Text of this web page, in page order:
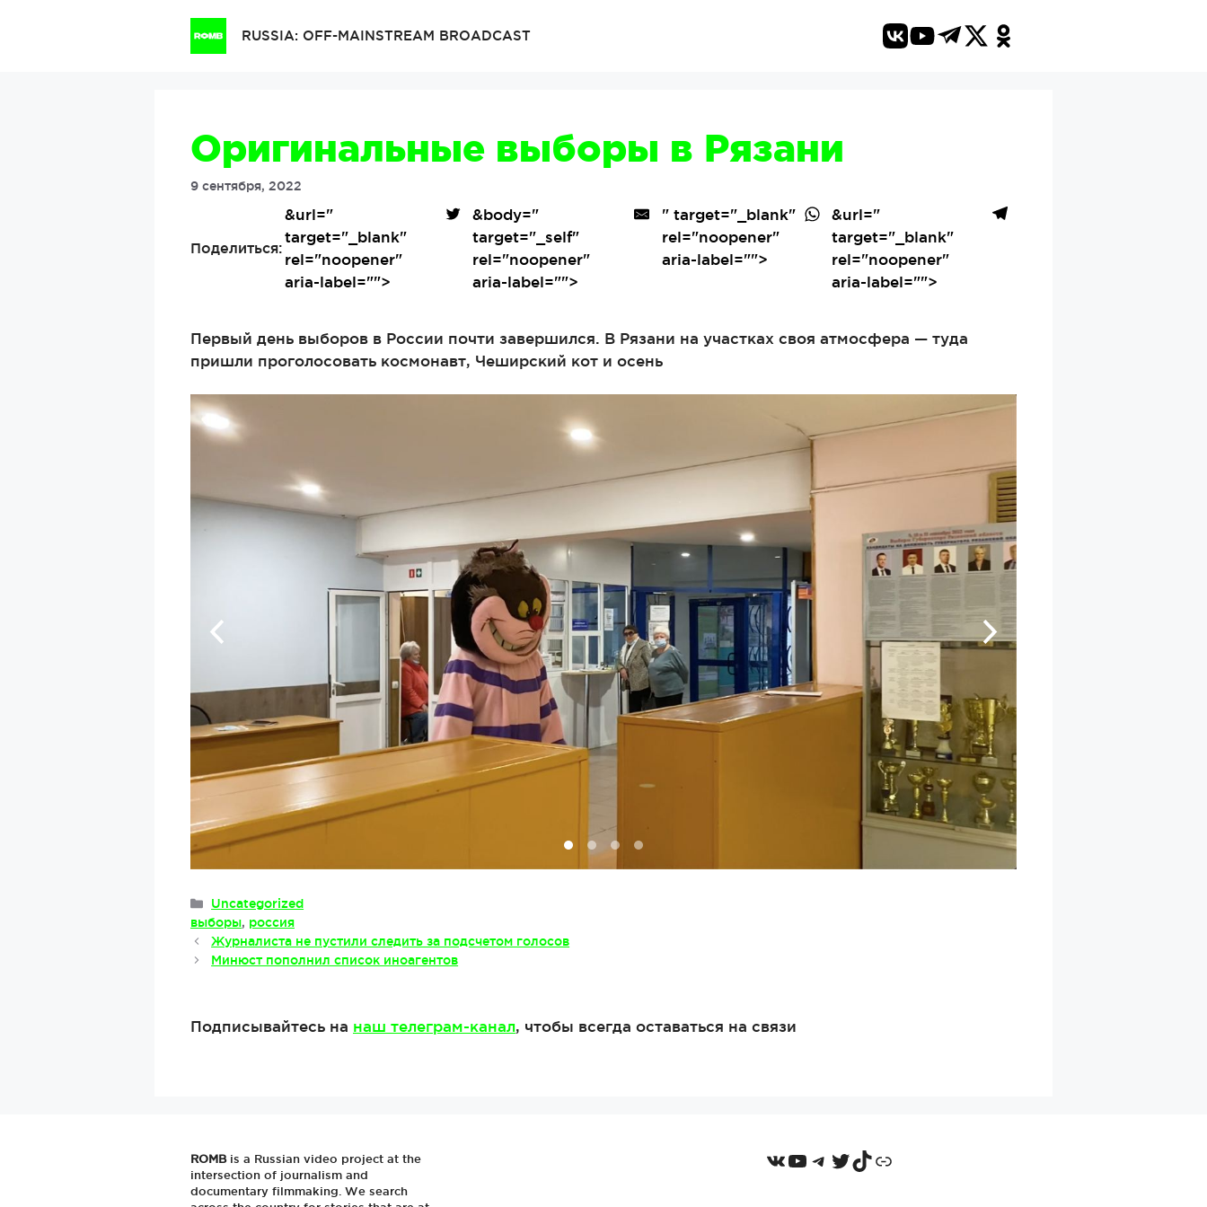
RUSSIA: OFF-MAINSTREAM BROADCAST
Оригинальные выборы в Рязани
9 сентября, 2022
Поделиться:
&url="
target="_blank"
rel="noopener"
aria-label="">
&body="
target="_self"
rel="noopener"
aria-label="">
" target="_blank"
rel="noopener"
aria-label="">
&url="
target="_blank"
rel="noopener"
aria-label="">
Первый день выборов в России почти завершился. В Рязани на участках своя атмосфера — туда
пришли проголосовать космонавт, Чеширский кот и осень
Рубрики
Uncategorized
Метки
выборы, россия
Журналиста не пустили следить за подсчетом голосов
Минюст пополнил список иноагентов
Подписывайтесь на наш телеграм-канал, чтобы всегда оставаться на связи
ROMBis a Russian video project at the
intersection of journalism and
documentary filmmaking. We search
VKontakte
YouTube
Telegram
Twitter
TikTok
Odnoklassniki